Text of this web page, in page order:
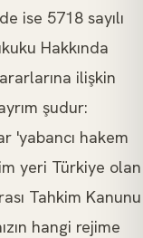
ise 5718 sayılı
Hakkında
ilişkin
şudur:
'yabancı hakem
yeri Türkiye olan
Tahkim Kanunu
hangi rejime